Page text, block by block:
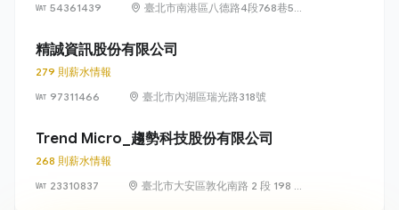
54361439
臺北市南港區八德路4段768巷5號
精誠資訊股份有限公司
279 則薪水情報
97311466
臺北市內湖區瑞光路318號
Trend Micro_趨勢科技股份有限公司
268 則薪水情報
23310837
臺北市大安區敦化南路 2 段 198 號